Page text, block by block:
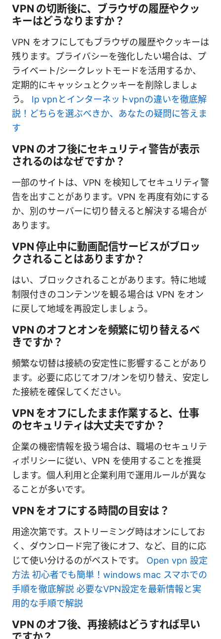
VPN の切断後に、ブラウザの履歴やクッ
キーはどうなりますか？
VPN をオフにしてもブラウザの履歴やクッキーは
残ります。プライバシーを強化したい場合は、プ
ライベート/シークレットモードを活用するか、
定期的にキャッシュとクッキーを削除しましょ
う。 Ip vpnとインターネットvpnの違いを徹底解
説！どちらを選ぶべきか、あなたの疑問に答えま
す
VPN のオフ後にセキュリティ警告が表示
されるのはなぜですか？
一部のサイトは、VPN を検知してセキュリティ警
告を出すことがあります。VPN を再度有効にする
か、別のサーバーに切り替えると解決する場合が
あります。
VPN 停止中に動画配信サービスがブロッ
クされることはありますか？
はい、ブロックされることがあります。特に地域
制限付きのコンテンツを観る場合は VPN をオン
に戻して地域を再設定しましょう。
VPN のオフとオンを頻繁に切り替えるべ
きですか？
頻繁な切替は接続の安定性に影響することがあり
ます。必要に応じてオフ/オンを切り替え、安定し
た接続を確保してください。
VPN をオフにしたまま作業すると、仕事
のセキュリティは大丈夫ですか？
企業の機密情報を扱う場合は、職場のセキュリテ
ィポリシーに従い、VPN を使用することを推奨
します。個人利用と企業利用で運用ルールが異な
ることが多いです。
VPN をオフにする時間の目安は？
用途次第です。ストリーミング時はオンにしてお
く、ダウンロード完了後にオフ、など、目的に応
じて使い分けるのがベストです。 Open vpn 設定
方法 初心者でも簡単！windows mac スマホでの
手順を徹底解説 必要なVPN設定を最新情報と実
用的な手順で解説
VPN のオフ後、再接続はどうすれば早い
ですか？